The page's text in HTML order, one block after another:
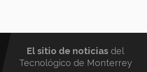
El sitio de noticias del
Tecnológico de Monterrey